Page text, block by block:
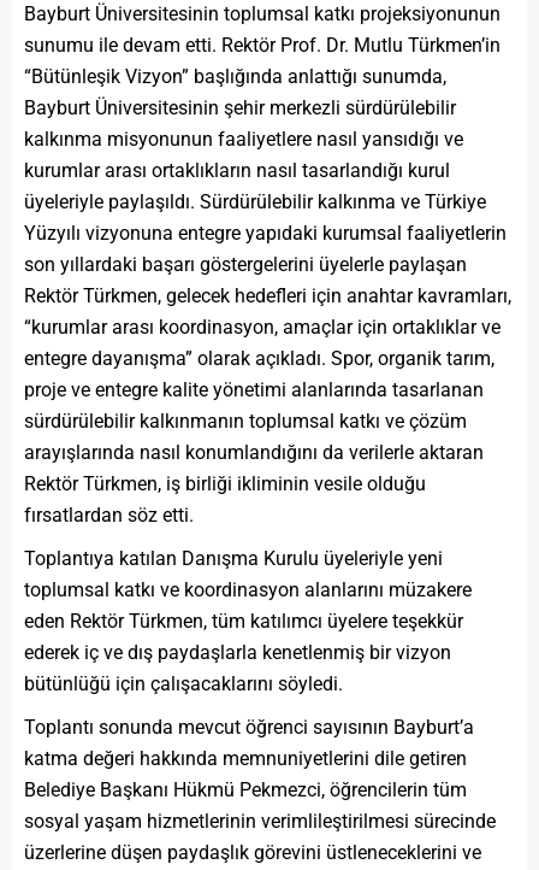
Bayburt Üniversitesinin toplumsal katkı projeksiyonunun
sunumu ile devam etti. Rektör Prof. Dr. Mutlu Türkmen’in
“Bütünleşik Vizyon” başlığında anlattığı sunumda,
Bayburt Üniversitesinin şehir merkezli sürdürülebilir
kalkınma misyonunun faaliyetlere nasıl yansıdığı ve
kurumlar arası ortaklıkların nasıl tasarlandığı kurul
üyeleriyle paylaşıldı. Sürdürülebilir kalkınma ve Türkiye
Yüzyılı vizyonuna entegre yapıdaki kurumsal faaliyetlerin
son yıllardaki başarı göstergelerini üyelerle paylaşan
Rektör Türkmen, gelecek hedefleri için anahtar kavramları,
“kurumlar arası koordinasyon, amaçlar için ortaklıklar ve
entegre dayanışma” olarak açıkladı. Spor, organik tarım,
proje ve entegre kalite yönetimi alanlarında tasarlanan
sürdürülebilir kalkınmanın toplumsal katkı ve çözüm
arayışlarında nasıl konumlandığını da verilerle aktaran
Rektör Türkmen, iş birliği ikliminin vesile olduğu
fırsatlardan söz etti.
Toplantıya katılan Danışma Kurulu üyeleriyle yeni
toplumsal katkı ve koordinasyon alanlarını müzakere
eden Rektör Türkmen, tüm katılımcı üyelere teşekkür
ederek iç ve dış paydaşlarla kenetlenmiş bir vizyon
bütünlüğü için çalışacaklarını söyledi.
Toplantı sonunda mevcut öğrenci sayısının Bayburt’a
katma değeri hakkında memnuniyetlerini dile getiren
Belediye Başkanı Hükmü Pekmezci, öğrencilerin tüm
sosyal yaşam hizmetlerinin verimlileştirilmesi sürecinde
üzerlerine düşen paydaşlık görevini üstleneceklerini ve